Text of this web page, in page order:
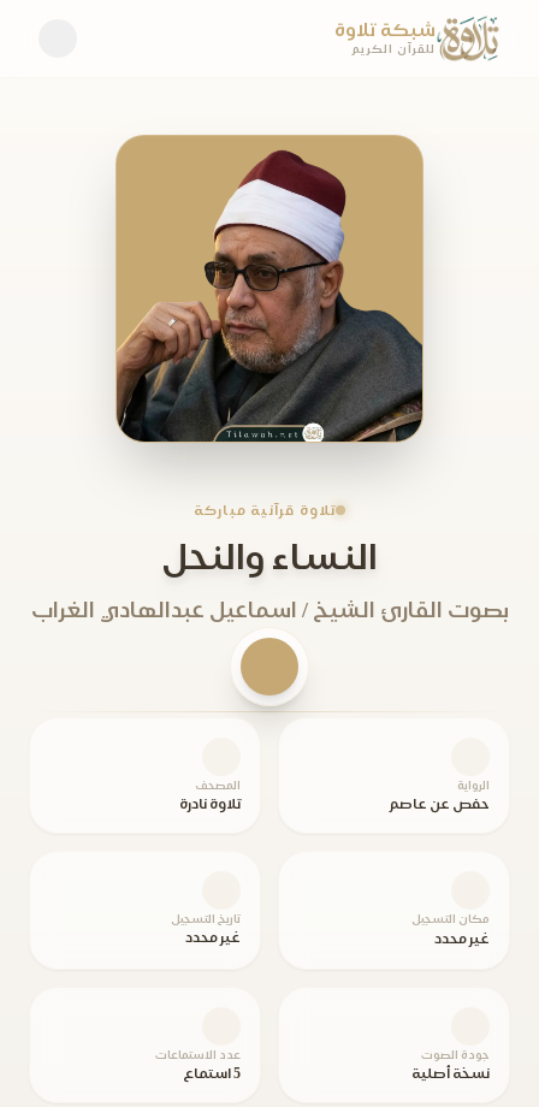
شبكة تلاوة
للقرآن الكريم
تلاوة قرآنية مباركة
النساء والنحل
بصوت القارئ الشيخ / اسماعيل عبدالهادي الغراب
الرواية
حفص عن عاصم
المصحف
تلاوة نادرة
مكان التسجيل
غير محدد
تاريخ التسجيل
غير محدد
جودة الصوت
نسخة أصلية
عدد الاستماعات
5 استماع